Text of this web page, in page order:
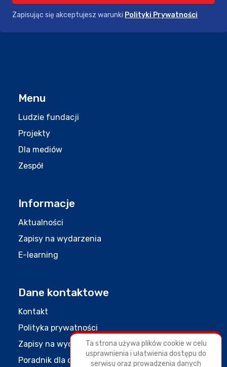
Ta strona używa plików cookie w celu
usprawnienia i ułatwienia dostępu do
serwisu oraz prowadzenia danych
Zapisując się akceptujesz warunki Polityki Prywatności
Menu
Ludzie fundacji
Projekty
Dla mediów
Zespół
Informacje
Aktualności
Zapisy na wydarzenia
E-learning
Dane kontaktowe
Kontakt
Polityka prywatności
Zapisy na wydarzenia
Poradnik dla organizacji młodzieżowych